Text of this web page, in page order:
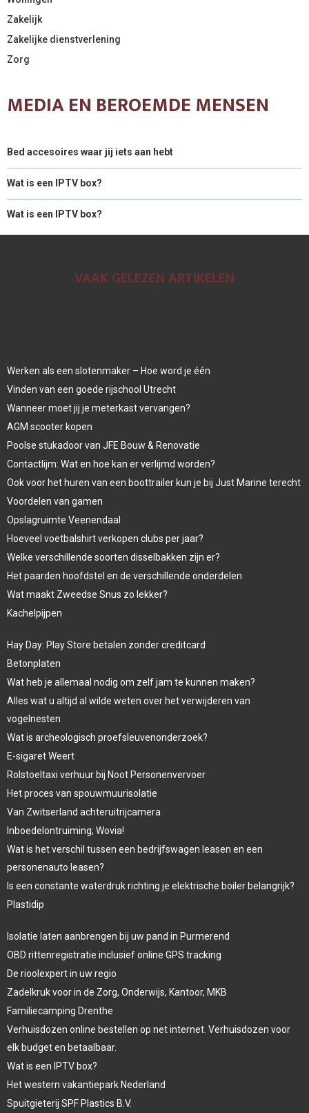
Zakelijk
Zakelijke dienstverlening
Zorg
MEDIA EN BEROEMDE MENSEN
Bed accesoires waar jij iets aan hebt
Wat is een IPTV box?
Wat is een IPTV box?
VAAK GELEZEN ARTIKELEN
Werken als een slotenmaker – Hoe word je één
Vinden van een goede rijschool Utrecht
Wanneer moet jij je meterkast vervangen?
AGM scooter kopen
Poolse stukadoor van JFE Bouw & Renovatie
Contactlijm: Wat en hoe kan er verlijmd worden?
Ook voor het huren van een boottrailer kun je bij Just Marine terecht
Voordelen van gamen
Opslagruimte Veenendaal
Hoeveel voetbalshirt verkopen clubs per jaar?
Welke verschillende soorten disselbakken zijn er?
Het paarden hoofdstel en de verschillende onderdelen
Wat maakt Zweedse Snus zo lekker?
Kachelpijpen
Hay Day: Play Store betalen zonder creditcard
Betonplaten
Wat heb je allemaal nodig om zelf jam te kunnen maken?
Alles wat u altijd al wilde weten over het verwijderen van
vogelnesten
Wat is archeologisch proefsleuvenonderzoek?
E-sigaret Weert
Rolstoeltaxi verhuur bij Noot Personenvervoer
Het proces van spouwmuurisolatie
Van Zwitserland achteruitrijcamera
Inboedelontruiming; Wovia!
Wat is het verschil tussen een bedrijfswagen leasen en een
personenauto leasen?
Is een constante waterdruk richting je elektrische boiler belangrijk?
Plastidip
Isolatie laten aanbrengen bij uw pand in Purmerend
OBD rittenregistratie inclusief online GPS tracking
De rioolexpert in uw regio
Zadelkruk voor in de Zorg, Onderwijs, Kantoor, MKB
Familiecamping Drenthe
Verhuisdozen online bestellen op net internet. Verhuisdozen voor
elk budget en betaalbaar.
Wat is een IPTV box?
Het western vakantiepark Nederland
Spuitgieterij SPF Plastics B.V.